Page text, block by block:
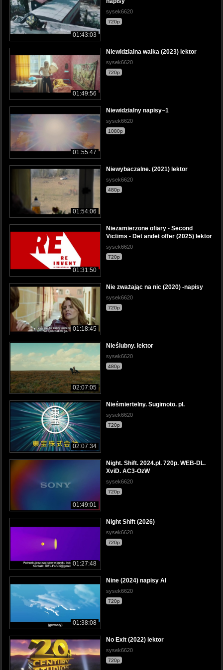
01:43:03
sysek6620
720p
01:49:56
Niewidzialna walka (2023) lektor
sysek6620
720p
01:55:47
Niewidzialny napisy~1
sysek6620
1080p
01:54:06
Niewybaczalne. (2021) lektor
sysek6620
480p
01:31:50
Niezamierzone ofiary - Second
Victims - Det andet offer (2025) lektor
sysek6620
720p
01:18:45
Nie zważając na nic (2020) -napisy
sysek6620
720p
02:07:05
Nieślubny. lektor
sysek6620
480p
02:07:34
Nieśmiertelny. Sugimoto. pl.
sysek6620
720p
01:49:01
Night. Shift. 2024.pl. 720p. WEB-DL.
XviD. AC3-OzW
sysek6620
720p
01:27:48
Night Shift (2026)
sysek6620
720p
01:38:08
Nine (2024) napisy AI
sysek6620
720p
No Exit (2022) lektor
sysek6620
720p